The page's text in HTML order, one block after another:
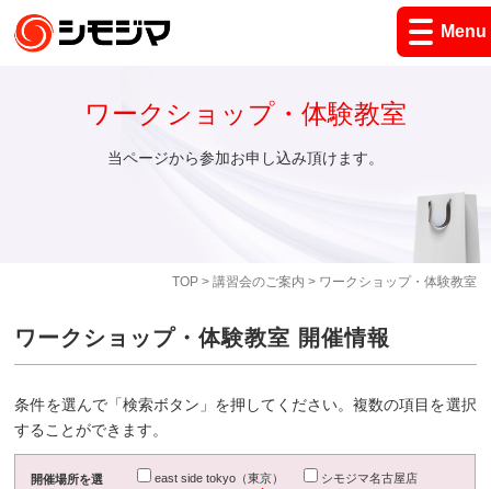
Menu
TOP> 講習会のご案内 > ワークショップ・体験教室
ワークショップ・体験教室
当ページから参加お申し込み頂けます。
ワークショップ・体験教室 開催情報
条件を選んで「検索ボタン」を押してください。複数の項目を選択
することができます。
開催場所を選
east side tokyo（東京）
シモジマ名古屋店